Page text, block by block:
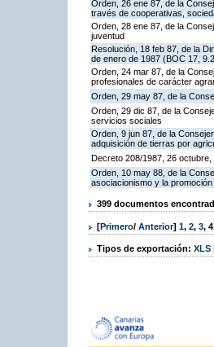
Orden, 26 ene 87, de la
través de cooperativas,
Orden, 28 ene 87, de la
juventud
Resolución, 18 feb 87, de la
de enero de 1987 (BOC 17,
Orden, 24 mar 87, de la
profesionales de carácter
Orden, 29 may 87, de la
Orden, 29 dic 87, de la
servicios sociales
Orden, 9 jun 87, de la
adquisición de tierras por
Decreto 208/1987, 26
Orden, 10 may 88, de la
asociacionismo y la
399 documentos
[Primero/ Anterior] 1, 2, 3, 4
Tipos de exportación: XLS